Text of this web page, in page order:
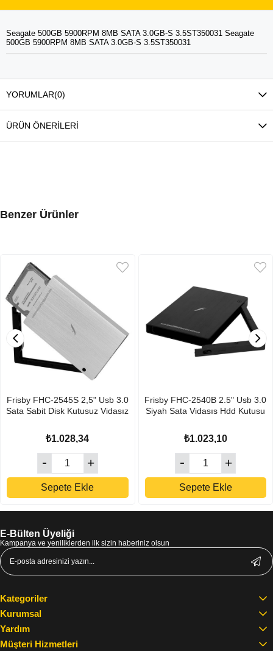
Seagate 500GB 5900RPM 8MB SATA 3.0GB-S 3.5ST350031 Seagate
500GB 5900RPM 8MB SATA 3.0GB-S 3.5ST350031
YORUMLAR(0)
ÜRÜN ÖNERILERI
Benzer Ürünler
Frisby FHC-2545S 2,5" Usb 3.0
Sata Sabit Disk Kutusuz Vidasız
₺1.028,34
Sepete Ekle
Frisby FHC-2540B 2.5" Usb 3.0
Siyah Sata Vidasıs Hdd Kutusu
₺1.023,10
Sepete Ekle
E-Bülten Üyeliği
Kampanya ve yeniliklerden ilk sizin haberiniz olsun
Kategoriler
Kurumsal
Yardım
Müşteri Hizmetleri